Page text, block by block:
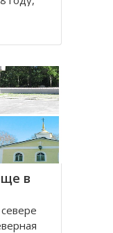
и
являлся
в